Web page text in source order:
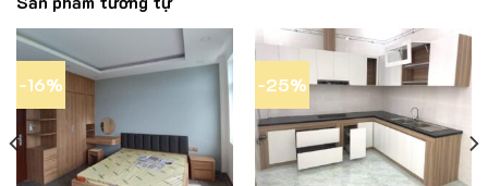
-16% -25%